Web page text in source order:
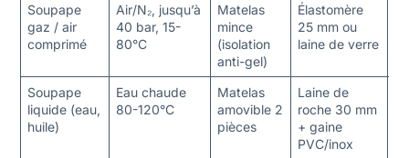
Soupape
gaz / air
comprimé
Air/N₂, jusqu’à
40 bar, 15-
80°C
Matelas
mince
(isolation
anti-gel)
Élastomère
25 mm ou
laine de verre
Soupape
liquide (eau,
huile)
Eau chaude
80-120°C
Matelas
amovible 2
pièces
Laine de
roche 30 mm
+ gaine
PVC/inox